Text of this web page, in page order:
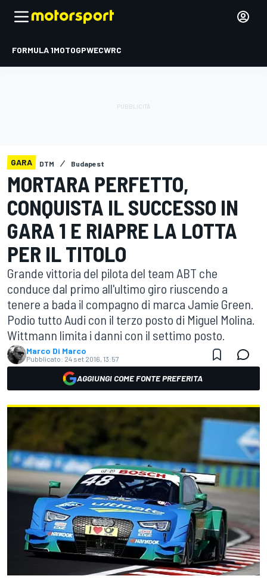
FORMULA 1MOTOGPWECWRC
GARA DTM Budapest
MORTARA PERFETTO,
CONQUISTA IL SUCCESSO IN
GARA 1 E RIAPRE LA LOTTA
PER IL TITOLO
Grande vittoria del pilota del team ABT che
conduce dal primo all'ultimo giro riuscendo a
tenere a bada il compagno di marca Jamie Green.
Podio tutto Audi con il terzo posto di Miguel Molina.
Wittmann limita i danni con il settimo posto.
Marco Di Marco
Pubblicato: 24 set 2016, 13:57
AGGIUNGI COME FONTE PREFERITA